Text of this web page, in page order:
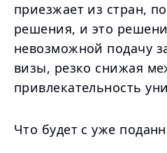
приезжает из стран,
решения, и это
невозможной подачу
визы, резко снижая
привлекательность
Что будет с уже